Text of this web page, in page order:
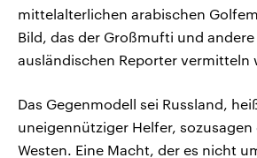
mittelalterlichen arabischen
Bild, das der Großmufti und
ausländischen Reporter vermitteln
Das Gegenmodell sei Russland,
uneigennütziger Helfer, sozusagen
Westen. Eine Macht, der es nicht